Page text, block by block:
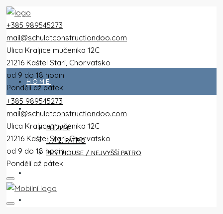
+385 989545273
mail@schuldtconstructiondoo.com
Ulica Kraljice mučenika 12C
21216 Kaštel Stari, Chorvatsko
od 9 do 18 hodin
Pondělí až pátek
HOME
PŘÍZEMÍ
1. A 2. PATRO
PENTHOUSE / NEJVYŠŠÍ PATRO
+385 989545273
mail@schuldtconstructiondoo.com
Ulica Kraljice mučenika 12C
21216 Kaštel Stari, Chorvatsko
od 9 do 18 hodin
Pondělí až pátek